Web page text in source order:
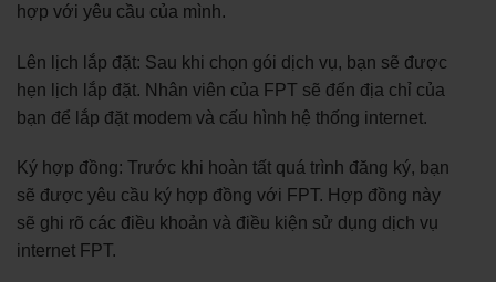
hợp với yêu cầu của mình.
Lên lịch lắp đặt: Sau khi chọn gói dịch vụ, bạn sẽ được
hẹn lịch lắp đặt. Nhân viên của FPT sẽ đến địa chỉ của
bạn để lắp đặt modem và cấu hình hệ thống internet.
Ký hợp đồng: Trước khi hoàn tất quá trình đăng ký, bạn
sẽ được yêu cầu ký hợp đồng với FPT. Hợp đồng này
sẽ ghi rõ các điều khoản và điều kiện sử dụng dịch vụ
internet FPT.